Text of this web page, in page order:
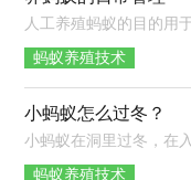
蚂蚁养殖技术
小蚂蚁怎么过冬？
蚂蚁养殖技术